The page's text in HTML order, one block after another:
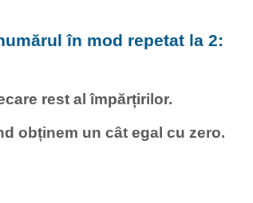
în mod repetat la 2:
rest al împărțirilor.
obținem un cât egal cu zero.